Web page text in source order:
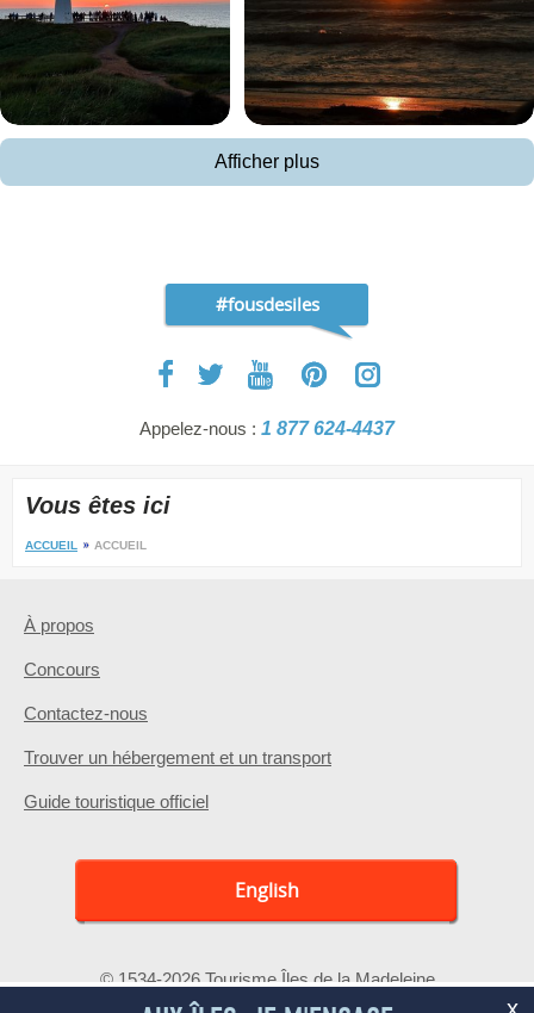
Afficher plus
#fousdesiles
Appelez-nous : 1 877 624-4437
Vous êtes ici
ACCUEIL ACCUEIL
À propos
Concours
Contactez-nous
Trouver un hébergement et un transport
Guide touristique officiel
English
© 1534-2026 Tourisme Îles de la Madeleine